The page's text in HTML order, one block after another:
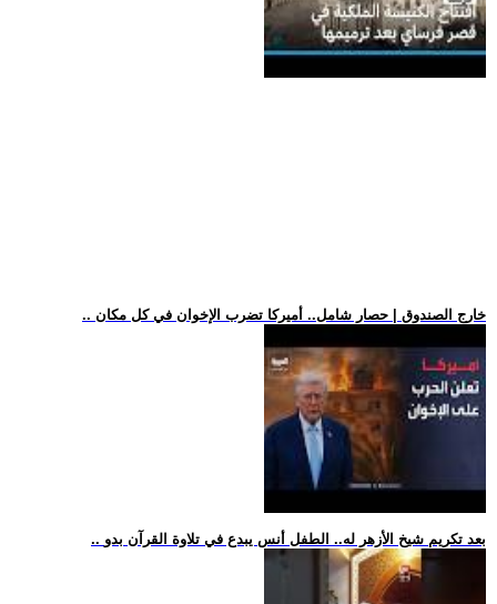
.. خارج الصندوق | حصار شامل.. أميركا تضرب الإخوان في كل مكان
.. بعد تكريم شيخ الأزهر له.. الطفل أنس يبدع في تلاوة القرآن بدو